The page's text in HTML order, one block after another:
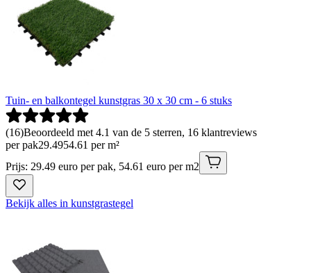
Tuin- en balkontegel kunstgras 30 x 30 cm - 6 stuks
(16)Beoordeeld met 4.1 van de 5 sterren, 16 klantreviews
per pak29.4954.61 per m²
Prijs: 29.49 euro per pak, 54.61 euro per m2
Bekijk alles in kunstgrastegel